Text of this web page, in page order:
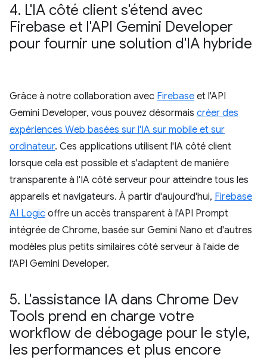
4. L'IA côté client s'étend avec
Firebase et l'API Gemini Developer
pour fournir une solution d'IA hybride
Grâce à notre collaboration avec Firebase et l'API
Gemini Developer, vous pouvez désormais créer des
expériences Web basées sur l'IA sur mobile et sur
ordinateur. Ces applications utilisent l'IA côté client
lorsque cela est possible et s'adaptent de manière
transparente à l'IA côté serveur pour atteindre tous les
appareils et navigateurs. À partir d'aujourd'hui, Firebase
AI Logic offre un accès transparent à l'API Prompt
intégrée de Chrome, basée sur Gemini Nano et d'autres
modèles plus petits similaires côté serveur à l'aide de
l'API Gemini Developer.
5. L'assistance IA dans Chrome Dev
Tools prend en charge votre
workflow de débogage pour le style,
les performances et plus encore